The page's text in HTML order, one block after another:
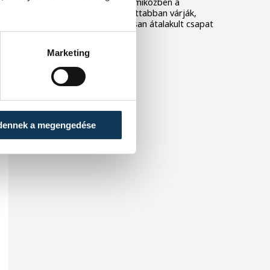
Marketing
a megengedése
szurkolók is egyre izgatottabban várják,
mire lesz képes az alaposan átalakult csapat
az előttünk álló idényben.